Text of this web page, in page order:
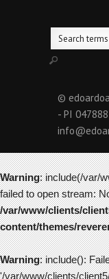
©
- PI
Warning: include(/var/
failed to open stream:
/var/www/clients/
content/themes/
Warning: include():
'/var/www/clients/